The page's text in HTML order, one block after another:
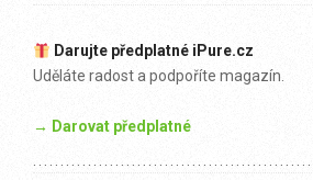
Darujte předplatné iPure.cz
Uděláte radost a podpoříte magazín.
→ Darovat předplatné